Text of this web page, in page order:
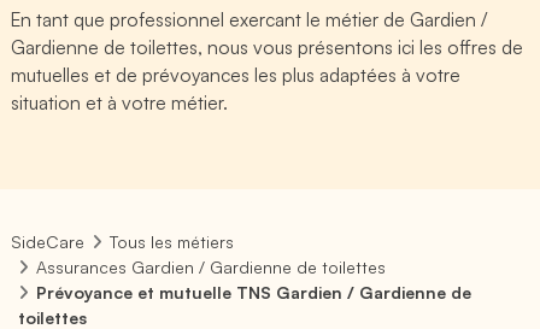
En tant que professionnel exercant le métier de Gardien /
Gardienne de toilettes, nous vous présentons ici les offres de
mutuelles et de prévoyances les plus adaptées à votre
situation et à votre métier.
SideCare
Tous les métiers
Assurances Gardien / Gardienne de toilettes
Prévoyance et mutuelle TNS Gardien / Gardienne de
toilettes